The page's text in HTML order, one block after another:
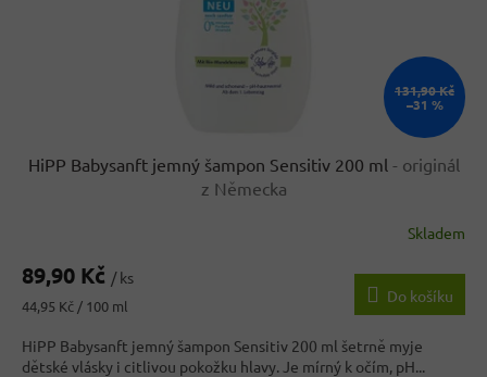
131,90 Kč
–31 %
HiPP Babysanft jemný šampon Sensitiv 200 ml - originál
z Německa
produktu
4,7
z
5
Skladem
89,90 Kč / ks
Měrná
44,95 Kč / 100 ml
Do košíku
HiPP Babysanft jemný šampon Sensitiv 200 ml šetrně myje
dětské vlásky i citlivou pokožku hlavy. Je mírný k očím, pH...